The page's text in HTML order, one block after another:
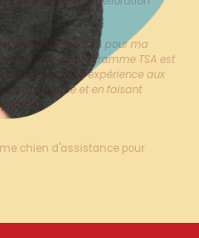
soutien important pour ma
du programme TSA est
mon expérience aux
rassurante et en faisant
»
chien d'assistance pour